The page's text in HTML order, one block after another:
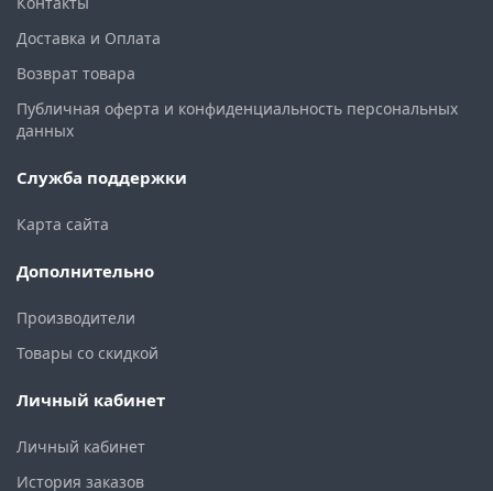
Доставка и Оплата
Возврат товара
Публичная оферта и конфиденциальность персональных
данных
Служба поддержки
Карта сайта
Дополнительно
Производители
Товары со скидкой
Личный кабинет
Личный кабинет
История заказов